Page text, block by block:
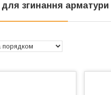
для згинання арматури